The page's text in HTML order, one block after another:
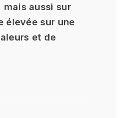
mais aussi sur
élevée sur une
et de